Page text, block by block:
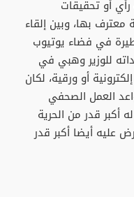
أو تحقيقات
بها، وبين إلقاء
في فضاء يوتيوب
للوزير وهبي في
أو ورقية، لكان
العمل الصحفي
أكبر قدر من الحرية
عليه أيضا أكبر قدر